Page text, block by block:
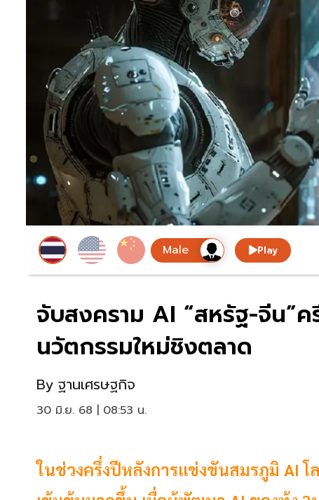
Play
จับสงคราม AI “สหรัฐ-จีน”
นวัตกรรมใหม่ชิงตลาด
By ฐานเศรษฐกิจ
30 มิ.ย. 68 | 08:53 น.
ในช่วงครึ่งปีหลังการแข่งขันสมรภูมิ AI